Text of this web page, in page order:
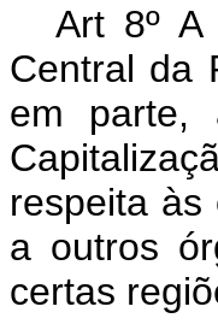
Art 8º A
Central da
em parte,
respeita às
a outros
certas